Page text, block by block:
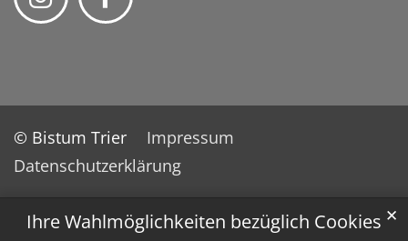
Ihre Wahlmöglichkeiten bezüglich Cookies ✕
© Bistum Trier
Impressum
Datenschutzerklärung